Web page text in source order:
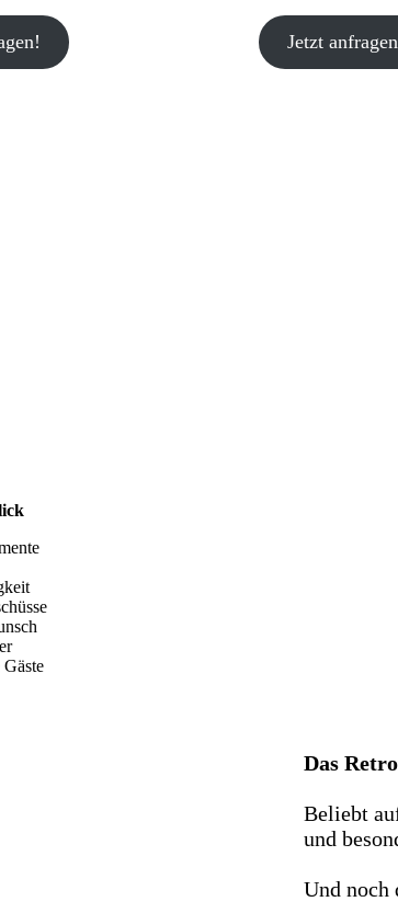
Jetzt
Das
Beliebt
und
Und noch